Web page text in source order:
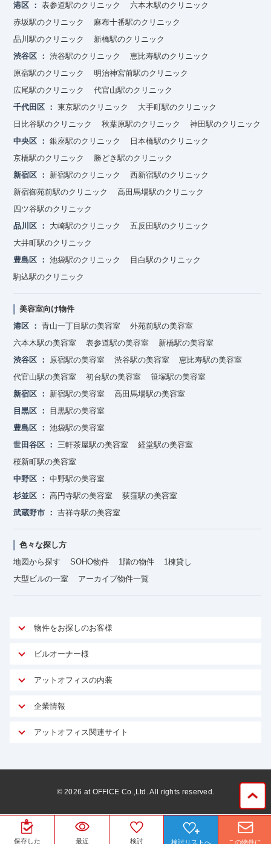
保存した 最近 検討 検討リストへ この物件に
港区
表参道駅のクリニック
六本木駅のクリニック
赤坂駅のクリニック
麻布十番駅のクリニック
品川駅のクリニック
新橋駅のクリニック
渋谷区
渋谷駅のクリニック
恵比寿駅のクリニック
原宿駅のクリニック
明治神宮前駅のクリニック
広尾駅のクリニック
代官山駅のクリニック
千代田区
東京駅のクリニック
大手町駅のクリニック
日比谷駅のクリニック
秋葉原駅のクリニック
神田駅のクリニック
中央区
銀座駅のクリニック
日本橋駅のクリニック
京橋駅のクリニック
勝どき駅のクリニック
新宿区
新宿駅のクリニック
西新宿駅のクリニック
新宿御苑前駅のクリニック
高田馬場駅のクリニック
四ツ谷駅のクリニック
品川区
大崎駅のクリニック
五反田駅のクリニック
大井町駅のクリニック
豊島区
池袋駅のクリニック
目白駅のクリニック
駒込駅のクリニック
美容室向け物件
港区
青山一丁目駅の美容室
外苑前駅の美容室
六本木駅の美容室
表参道駅の美容室
新橋駅の美容室
渋谷区
原宿駅の美容室 渋谷駅の美容室
恵比寿駅の美容室
代官山駅の美容室
初台駅の美容室
笹塚駅の美容室
新宿区
新宿駅の美容室
高田馬場駅の美容室
目黒区
目黒駅の美容室
豊島区
池袋駅の美容室
世田谷区
三軒茶屋駅の美容室
経堂駅の美容室
桜新町駅の美容室
中野区
中野駅の美容室
杉並区
高円寺駅の美容室
荻窪駅の美容室
武蔵野市
吉祥寺駅の美容室
色々な探し方
地図から探す
SOHO物件 1階の物件
1棟貸し
大型ビルの一室
アーカイブ物件一覧
物件をお探しのお客様
アットオフィスが選ばれる理由
ご契約者様インタビュー
オフィスお役立ちコラム
ビルオーナー様
オーナー様向けサービス
マイソク作成
物件情報から成約賃料を予測
リノベーション
サブリース
ビルを売却してビジネス拡大
アットオフィスの内装
サービス内容
内装に関するよくある質問
企業情報
WEBフォームからお問い合わせ
アットオフィス関連サイト
アットレジデンス
ビルアド
ベンチャー・フォーラム
©2026 at OFFICE Co.,Ltd. All rights reserved.